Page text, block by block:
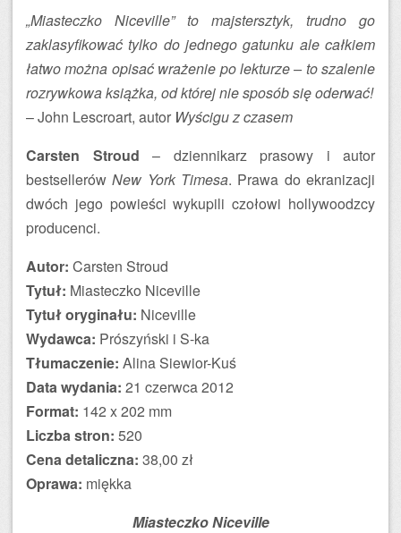
„Miasteczko Niceville” to majstersztyk, trudno go
zaklasyfikować tylko do jednego gatunku ale całkiem
łatwo można opisać wrażenie po lekturze – to szalenie
rozrywkowa książka, od której nie sposób się oderwać!
– John Lescroart, autor Wyścigu z czasem
Carsten Stroud – dziennikarz prasowy i autor
bestsellerówNew York Timesa. Prawa do ekranizacji
dwóch jego powieści wykupili czołowi hollywoodzcy
producenci.
Autor: Carsten Stroud
Tytuł: Miasteczko Niceville
Tytuł oryginału: Niceville
Wydawca: Prószyński i S-ka
Tłumaczenie: Alina Siewior-Kuś
Data wydania: 21 czerwca 2012
Format: 142 x 202 mm
Liczba stron: 520
Cena detaliczna: 38,00 zł
Oprawa: miękka
Miasteczko Niceville